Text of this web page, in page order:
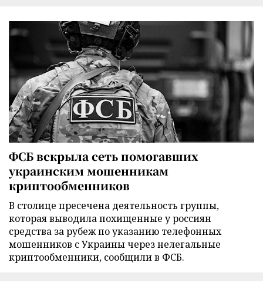
ФСБ вскрыла сеть помогавших
украинским мошенникам
криптообменников
В столице пресечена деятельность группы,
которая выводила похищенные у россиян
средства за рубеж по указанию телефонных
мошенников с Украины через нелегальные
криптообменники, сообщили в ФСБ.